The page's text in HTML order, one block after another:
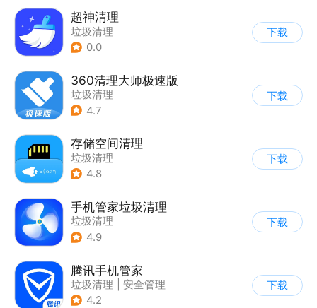
超神清理
垃圾清理
0.0
下载
360清理大师极速版
垃圾清理
4.7
下载
存储空间清理
垃圾清理
4.8
下载
手机管家垃圾清理
垃圾清理
4.9
下载
腾讯手机管家
垃圾清理
安全管理
4.2
下载